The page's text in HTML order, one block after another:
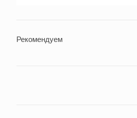
Рекомендуем